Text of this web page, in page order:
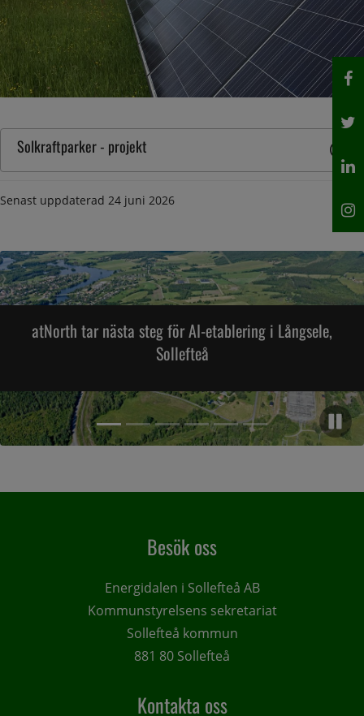
Solkraftparker - projekt
Senast uppdaterad 24 juni 2026
atNorth tar nästa steg för AI-etablering i Långsele,
Sollefteå
Artikel 1, (Aktuell artikel)
Artikel 2,Artikel 3,Artikel 4,Artikel 5,Artikel 6,
Besök oss
Energidalen i Sollefteå AB
Kommunstyrelsens sekretariat
Sollefteå kommun
881 80 Sollefteå
Kontakta oss